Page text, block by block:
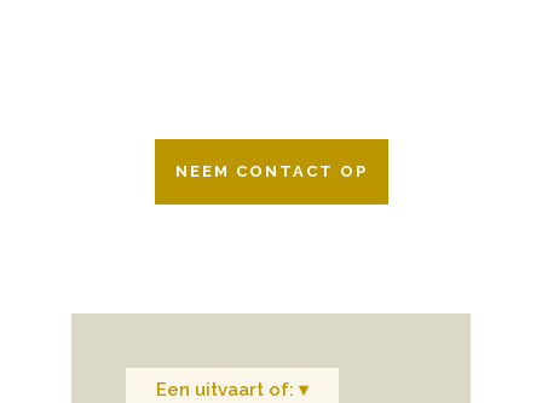
NEEM CONTACT OP
Een uitvaart of: ▾